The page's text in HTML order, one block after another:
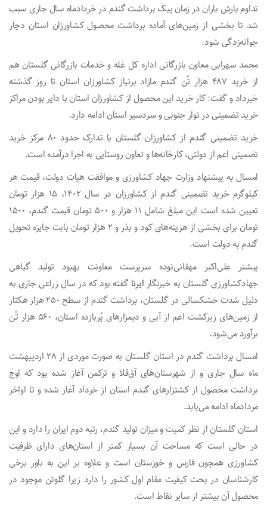
تداوم بارش باران در زمان پیک برداشت گندم در خردادماه سال جاری سبب
شد تا بخشی از زمین‌های آماده برداشت محصول کشاورزان استان دچار
جوانه‌زدگی شود.
محمد سهرابی معاون بازرگانی اداره کل غله و خدمات بازرگانی گلستان هم
از خرید ۴۸۷ هزار تُن گندم مازاد برنیاز کشاورزان استان تا روز گذشته
خبرداد و گفت: کار خرید این محصول از کشاورزان استان با دایر بودن مراکز
خرید تضمینی در نوار جنوبی و سردسیر استان ادامه دارد.
خرید تضمینی گندم از کشاورزان گلستان با تدارک حدود ۸۰ مرکز خرید
تضمینی اعم از دولتی، کارخانه‌ها و تعاون روستایی به اجرا درآمده است.
امسال به پیشنهاد وزارت جهاد کشاورزی و موافقت هیات دولت، قیمت هر
کیلوگرم‌ خرید تضمینی گندم از کشاورزان در سال ۱۴۰۲، ۱۵ هزار تومان
تعیین شده است این مبلغ شامل ۱۱ هزار و ۵۰۰ تومان قیمت گندم، ۱۵۰۰
تومان برای بخشی از هزینه‌های کود و بذر و ۲ هزار تومان بابت جایزه تحویل
گندم به دولت است.
پیشتر علی‌اکبر مهقانی‌نوده سرپرست معاونت بهبود تولید گیاهی
جهادکشاورزی گلستان به خبرنگارایرنا گفته بود که در سال زراعی جاری به
دلیل شدت خشکسالی در گلستان، برداشت گندم از سطح ۲۵۰ هزار هکتار
از زمین‌های زیرکشت اعم از آبی و دیمزارهای پُربازده استان، ۵۶۰ هزار تُن
برآورد می‌شود.
امسال برداشت گندم در استان گلستان به صورت موردی از ۲۸ اردیبهشت
ماه سال جاری و از شهرستان‌های آق‌قلا و ترکمن آغاز شده بود که اوج
برداشت محصول از کشتزارهای گندم استان از خرداد آغاز شده و تا اواخر
مردادماه ادامه می‌یابد.
استان گلستان از نظر کمیت و میزان تولید گندم، رتبه دوم ایران را دارد و این
در حالی است که مساحت آن بسیار کمتر از استان‌های دارای ظرفیت
کشاورزی همچون فارس و خوزستان است و علاوه بر این به باور برخی
کارشناسان در بحث کیفیت مقام اول کشور را دارد زیرا گلوتن موجود در
محصول آن بیشتر از سایر نقاط است.